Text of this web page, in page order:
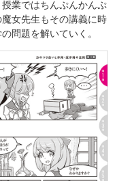
業ではちんぷんかんぷ
女先生もその講義に時
問題を解いていく。